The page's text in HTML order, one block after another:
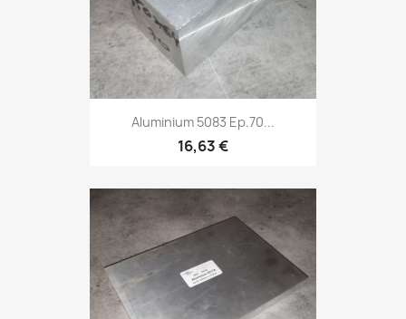
Aluminium 5083 Ep.70...
16,63 €